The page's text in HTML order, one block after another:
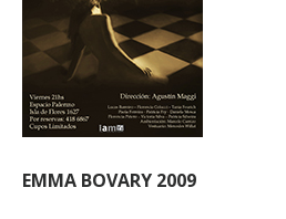
EMMA BOVARY 2009